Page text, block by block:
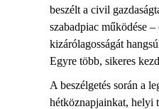
beszélt a civil
szabadpiac működése
kizárólagosságát
Egyre több, sikeres
A beszélgetés során a
hétköznapjainkat, helyi